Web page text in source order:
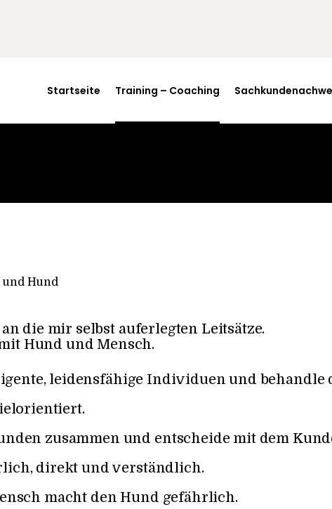
Startseite Training – Coaching
Coaching
Sachkundenachwe
Verhaltensprüfung
die mir selbst auferlegten Leitsätze.
Hund und Mensch.
leidensfähige Individuen und behandle
zusammen und entscheide mit dem
direkt und verständlich.
macht den Hund gefährlich.